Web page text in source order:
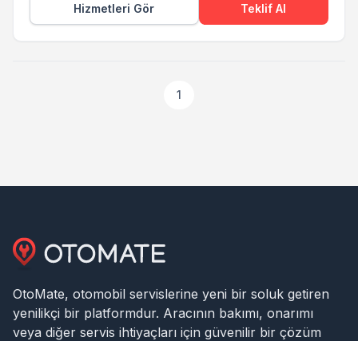
Hizmetleri Gör
Teklif Al
1
OtoMate, otomobil servislerine yeni bir soluk getiren
yenilikçi bir platformdur. Aracının bakımı, onarımı
veya diğer servis ihtiyaçları için güvenilir bir çözüm